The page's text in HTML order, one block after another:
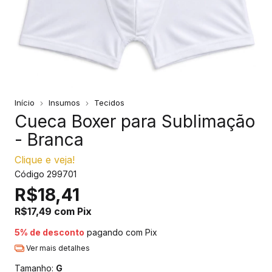
Início Insumos Tecidos
Cueca Boxer para Sublimação
- Branca
Clique e veja!
Código 299701
R$18,41
R$17,49 com Pix
5% de desconto pagando com Pix
Ver mais detalhes
Tamanho: G